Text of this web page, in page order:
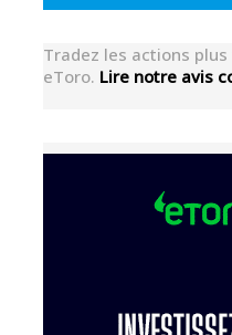
Tradez les actions
eToro. Lire notre avis